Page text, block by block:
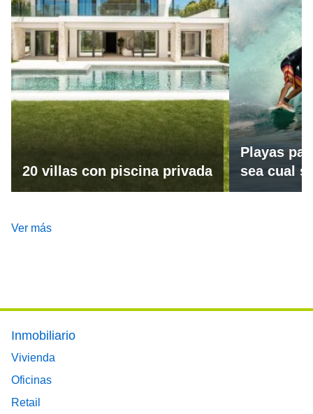
20 villas con piscina privada
Playas
sea cual
Ver más
Footer main menu
Inmobiliario
Vivienda
Oficinas
Retail